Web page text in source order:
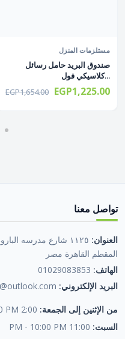
مستلزمات المنزل
صندوق البريد حامل رسائل
كلاسيكي فول...
EGP1,654.00 EGP1,225.00
تواصل معنا
العنوان:
١١٢٥ شارع مدرسه
المقطم القاهرة مصر
الهاتف: 01029083853
البريد الإلكتروني:
من الإثنين إلى الجمعة: 2:00 PM - 10:00 PM
السبت: 11:00 PM - 10:00 PM